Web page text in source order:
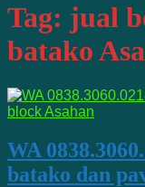
Tag: jual
batako
WA
batako dan